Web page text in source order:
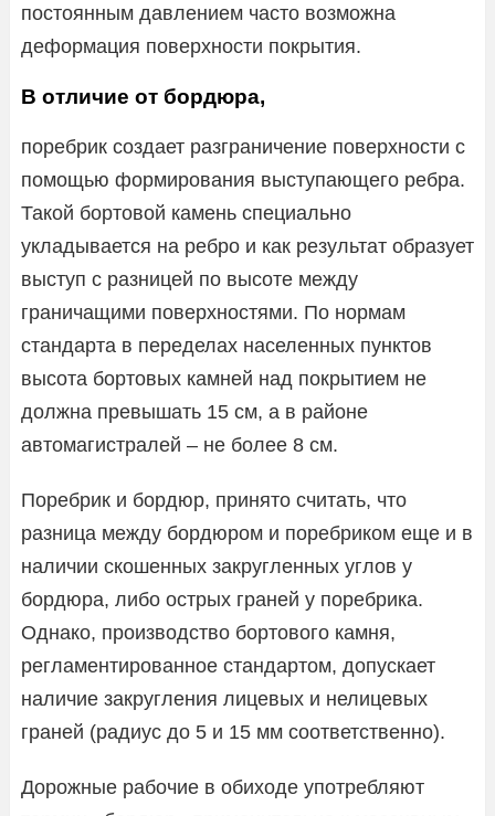
постоянным давлением часто возможна
деформация поверхности покрытия.
В отличие от бордюра,
поребрик создает разграничение поверхности с
помощью формирования выступающего ребра.
Такой бортовой камень специально
укладывается на ребро и как результат образует
выступ с разницей по высоте между
граничащими поверхностями. По нормам
стандарта в переделах населенных пунктов
высота бортовых камней над покрытием не
должна превышать 15 см, а в районе
автомагистралей – не более 8 см.
Поребрик и бордюр, принято считать, что
разница между бордюром и поребриком еще и в
наличии скошенных закругленных углов у
бордюра, либо острых граней у поребрика.
Однако, производство бортового камня,
регламентированное стандартом, допускает
наличие закругления лицевых и нелицевых
граней (радиус до 5 и 15 мм соответственно).
Дорожные рабочие в обиходе употребляют